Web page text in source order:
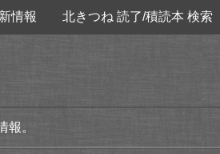
情報 北きつね 読了/積読本 検索
報。